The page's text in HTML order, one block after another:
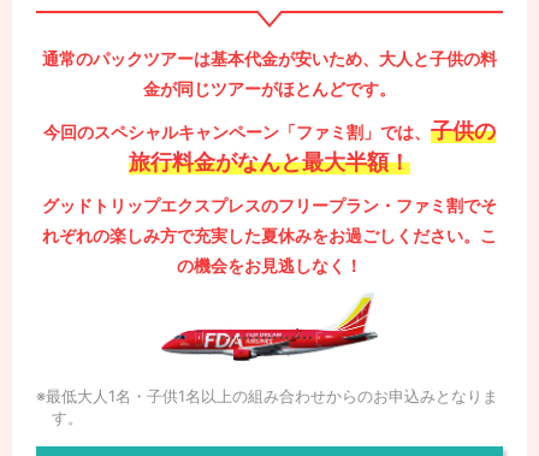
通常のパックツアーは基本代金が安いため、大人と子供の料
金が同じツアーがほとんどです。
今回のスペシャルキャンペーン「ファミ割」では、 子供の
旅行料金がなんと最大半額！
グッドトリップエクスプレスのフリープラン・ファミ割でそ
れぞれの楽しみ方で充実した夏休みをお過ごしください。 こ
の機会をお見逃しなく！
※最低大人1名・子供1名以上の組み合わせからのお申込みとなりま
す。